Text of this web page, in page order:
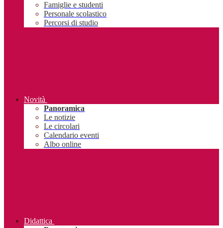
Famiglie e studenti
Personale scolastico
Percorsi di studio
Novità
Panoramica
Le notizie
Le circolari
Calendario eventi
Albo online
Didattica